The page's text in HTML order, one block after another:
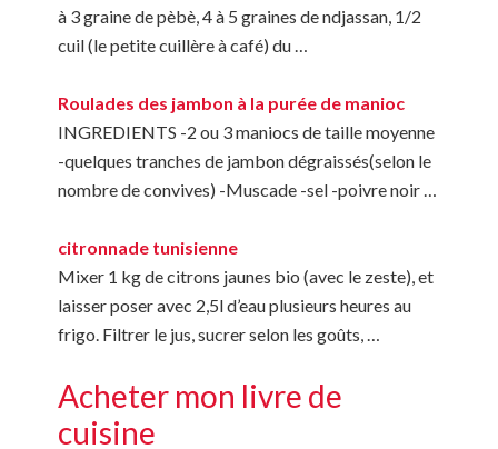
à 3 graine de pèbè, 4 à 5 graines de ndjassan, 1/2
cuil (le petite cuillère à café) du …
Roulades des jambon à la purée de manioc
INGREDIENTS -2 ou 3 maniocs de taille moyenne
-quelques tranches de jambon dégraissés(selon le
nombre de convives) -Muscade -sel -poivre noir …
citronnade tunisienne
Mixer 1 kg de citrons jaunes bio (avec le zeste), et
laisser poser avec 2,5l d’eau plusieurs heures au
frigo. Filtrer le jus, sucrer selon les goûts, …
Acheter mon livre de
cuisine